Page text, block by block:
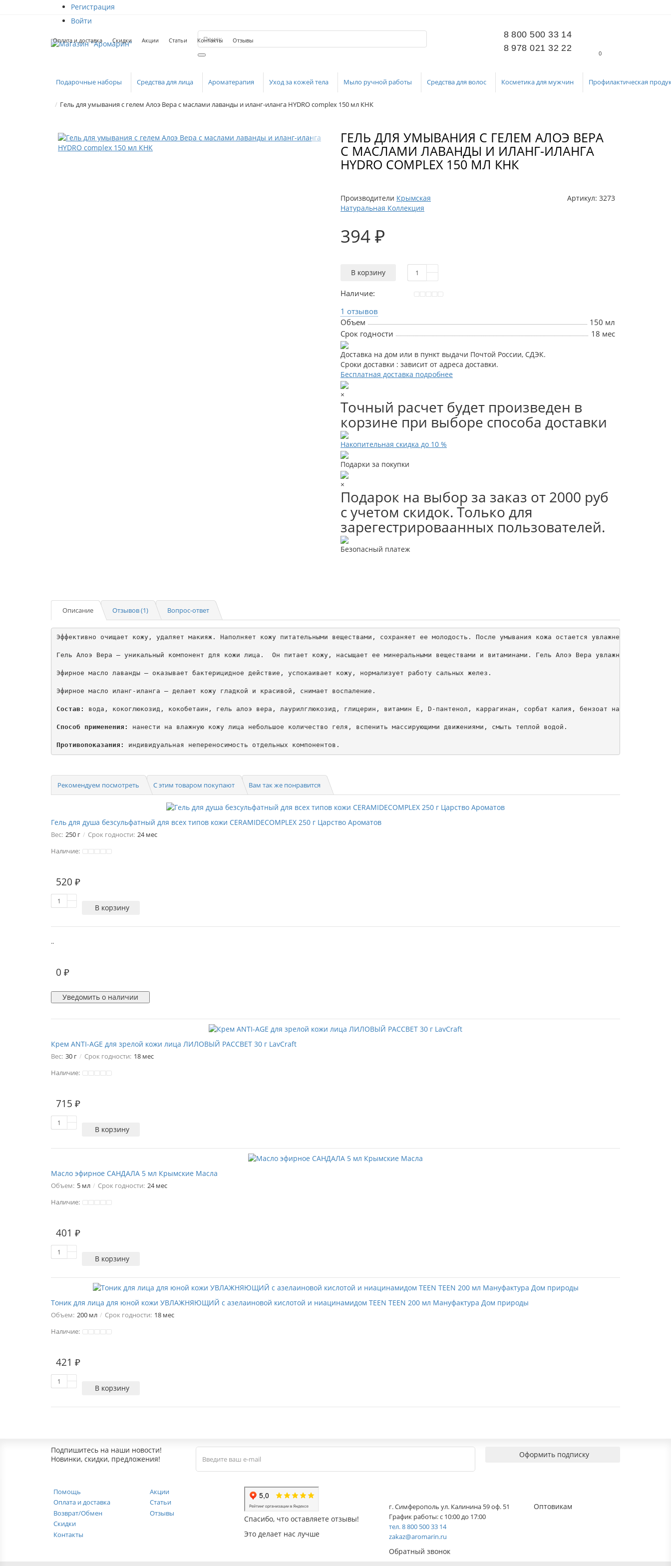
Регистрация
Войти
Оплата и доставка Скидки Акции Статьи Контакты Отзывы
8 800 500 33 14
8 978 021 32 22
0
Подарочные наборы Средства для лица Ароматерапия Уход за кожей тела Мыло ручной работы Средства для волос Косметика для мужчин Профилактическая
Гель для умывания с гелем Алоэ Вера с маслами лаванды и иланг-иланга HYDRO complex 150 мл КНК
ГЕЛЬ ДЛЯ УМЫВАНИЯ С ГЕЛЕМ АЛОЭ ВЕРА
С МАСЛАМИ ЛАВАНДЫ И ИЛАНГ-ИЛАНГА
HYDRO COMPLEX 150 МЛ КНК
Производители Крымская
Натуральная Коллекция
Артикул: 3273
394 ₽
В корзину
Наличие:
1 отзывов
Объем
150 мл
Срок годности
18 мес
Доставка на дом или в пункт выдачи Почтой России, СДЭК.
Сроки доставки : зависит от адреса доставки.
Бесплатная доставка подробнее
×
Точный расчет будет произведен в
корзине при выборе способа доставки
Накопительная скидка до 10 %
Подарки за покупки
×
Подарок на выбор за заказ от 2000 руб
с учетом скидок. Только для
зарегестрироваанных пользователей.
Безопасный платеж
Описание Отзывов (1) Вопрос-ответ
Эффективно очищает кожу, удаляет макияж. Наполняет кожу питательными веществами, сохраняет ее молодость. После умывания кожа остается увлажненной и
Гель Алоэ Вера – уникальный компонент для кожи лица.  Он питает кожу, насыщает ее минеральными веществами и витаминами. Гель Алоэ Вера увлажняет кожу,
Эфирное масло лаванды – оказывает бактерицидное действие, успокаивает кожу, нормализует работу сальных желез.
Эфирное масло иланг-иланга – делает кожу гладкой и красивой, снимает воспаление.
Состав: вода, кокоглюкозид, кокобетаин, гель алоэ вера, лаурилглюкозид, глицерин, витамин Е, D-пантенол, каррагинан, сорбат калия, бензоат натрия,
Способ применения: нанести на влажную кожу лица небольшое количество геля, вспенить массирующими движениями, смыть теплой водой.
Противопоказания: индивидуальная непереносимость отдельных компонентов.
Рекомендуем посмотреть С этим товаром покупают Вам так же понравится
Гель для душа безсульфатный для всех типов кожи CERAMIDECOMPLEX 250 г Царство Ароматов
Вес: 250 г Срок годности: 24 мес
Наличие:
520 ₽
В корзину
..
0 ₽
Уведомить о наличии
Крем ANTI-AGE для зрелой кожи лица ЛИЛОВЫЙ РАССВЕТ 30 г LavCraft
Вес: 30 г Срок годности: 18 мес
Наличие:
715 ₽
В корзину
Масло эфирное САНДАЛА 5 мл Крымские Масла
Объем: 5 мл Срок годности: 24 мес
Наличие:
401 ₽
В корзину
Тоник для лица для юной кожи УВЛАЖНЯЮЩИЙ с азелаиновой кислотой и ниацинамидом TEEN TEEN 200 мл Мануфактура Дом природы
Объем: 200 мл Срок годности: 18 мес
Наличие:
421 ₽
В корзину
Подпишитесь на наши новости!
Новинки, скидки, предложения!
Оформить подписку
Помощь
Оплата и доставка
Возврат/Обмен
Скидки
Контакты
Акции
Статьи
Отзывы
Спасибо, что оставляете отзывы!
Это делает нас лучше
г. Симферополь ул. Калинина 59 оф. 51
График работы: с 10:00 до 17:00
тел. 8 800 500 33 14
zakaz@aromarin.ru
Обратный звонок
Оптовикам